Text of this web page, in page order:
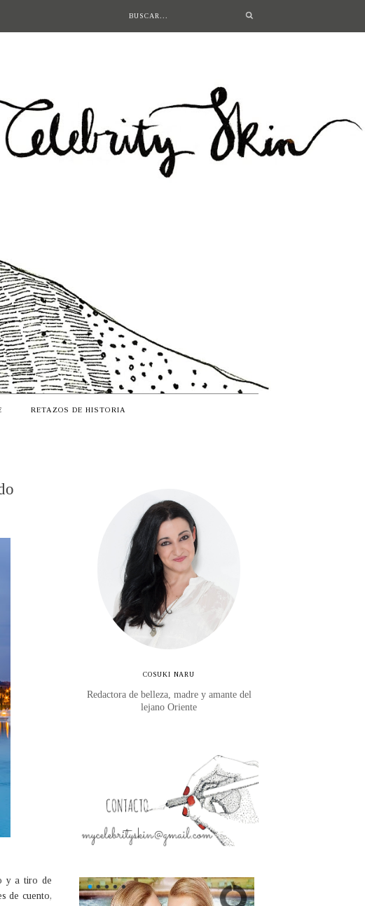
RETAZOS DE HISTORIA
y a tiro de
de cuento,
COSUKI NARU
Redactora de belleza, madre y amante del
lejano Oriente